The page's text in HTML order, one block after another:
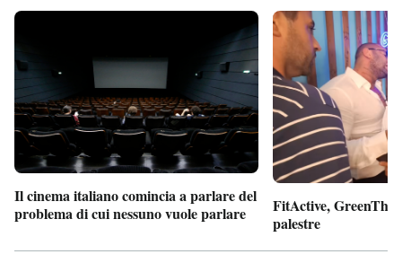
Il cinema italiano comincia a parlare del
problema di cui nessuno vuole parlare
FitActive,
palestre